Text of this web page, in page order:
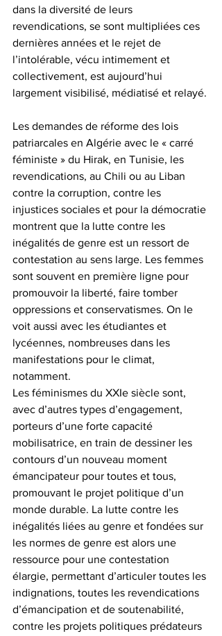
dans la diversité de leurs
revendications, se sont multipliées ces
dernières années et le rejet de
l’intolérable, vécu intimement et
collectivement, est aujourd’hui
largement visibilisé, médiatisé et relayé.
Les demandes de réforme des lois
patriarcales en Algérie avec le « carré
féministe » du Hirak, en Tunisie, les
revendications, au Chili ou au Liban
contre la corruption, contre les
injustices sociales et pour la démocratie
montrent que la lutte contre les
inégalités de genre est un ressort de
contestation au sens large. Les femmes
sont souvent en première ligne pour
promouvoir la liberté, faire tomber
oppressions et conservatismes. On le
voit aussi avec les étudiantes et
lycéennes, nombreuses dans les
manifestations pour le climat,
notamment.
Les féminismes du XXIe siècle sont,
avec d’autres types d’engagement,
porteurs d’une forte capacité
mobilisatrice, en train de dessiner les
contours d’un nouveau moment
émancipateur pour toutes et tous,
promouvant le projet politique d’un
monde durable. La lutte contre les
inégalités liées au genre et fondées sur
les normes de genre est alors une
ressource pour une contestation
élargie, permettant d’articuler toutes les
indignations, toutes les revendications
d’émancipation et de soutenabilité,
contre les projets politiques prédateurs